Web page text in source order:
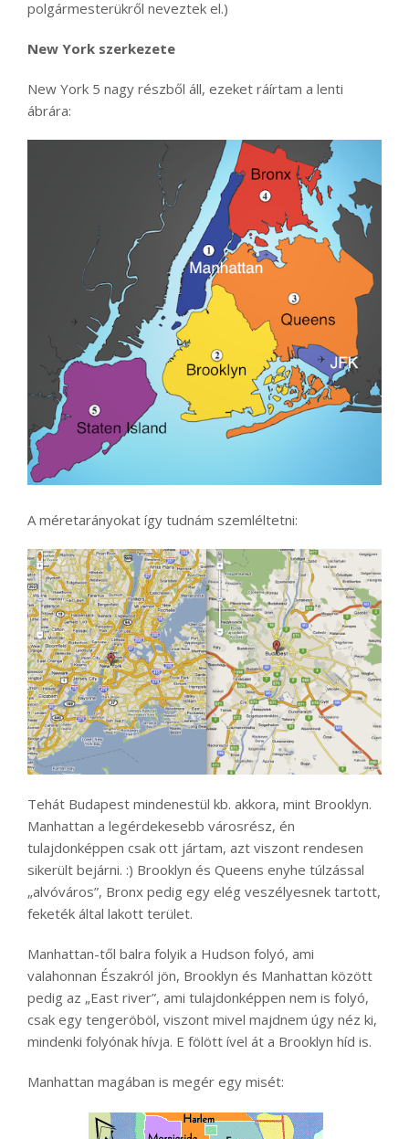
polgármesterükről neveztek el.)
New York szerkezete
New York 5 nagy részből áll, ezeket ráírtam a lenti
ábrára:
A méretarányokat így tudnám szemléltetni:
Tehát Budapest mindenestül kb. akkora, mint Brooklyn.
Manhattan a legérdekesebb városrész, én
tulajdonképpen csak ott jártam, azt viszont rendesen
sikerült bejárni. :) Brooklyn és Queens enyhe túlzással
„alvóváros”, Bronx pedig egy elég veszélyesnek tartott,
feketék által lakott terület.
Manhattan-től balra folyik a Hudson folyó, ami
valahonnan Északról jön, Brooklyn és Manhattan között
pedig az „East river”, ami tulajdonképpen nem is folyó,
csak egy tengeröböl, viszont mivel majdnem úgy néz ki,
mindenki folyónak hívja. E fölött ível át a Brooklyn híd is.
Manhattan magában is megér egy misét: